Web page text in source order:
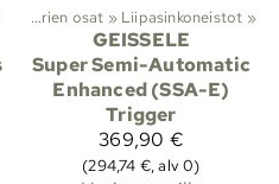
Kiväärien osat ‪» Liipasinkoneistot ‪»
GEISSELE
Super Semi-Automatic
Enhanced (SSA-E)
Trigger
369,90 €
(294,74 €, alv 0)